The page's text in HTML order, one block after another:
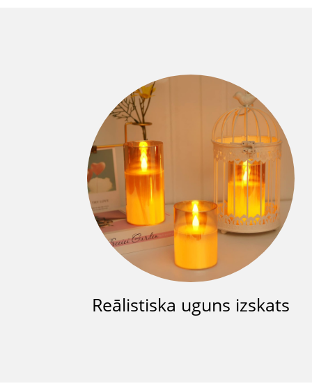
Reālistiska uguns izskats